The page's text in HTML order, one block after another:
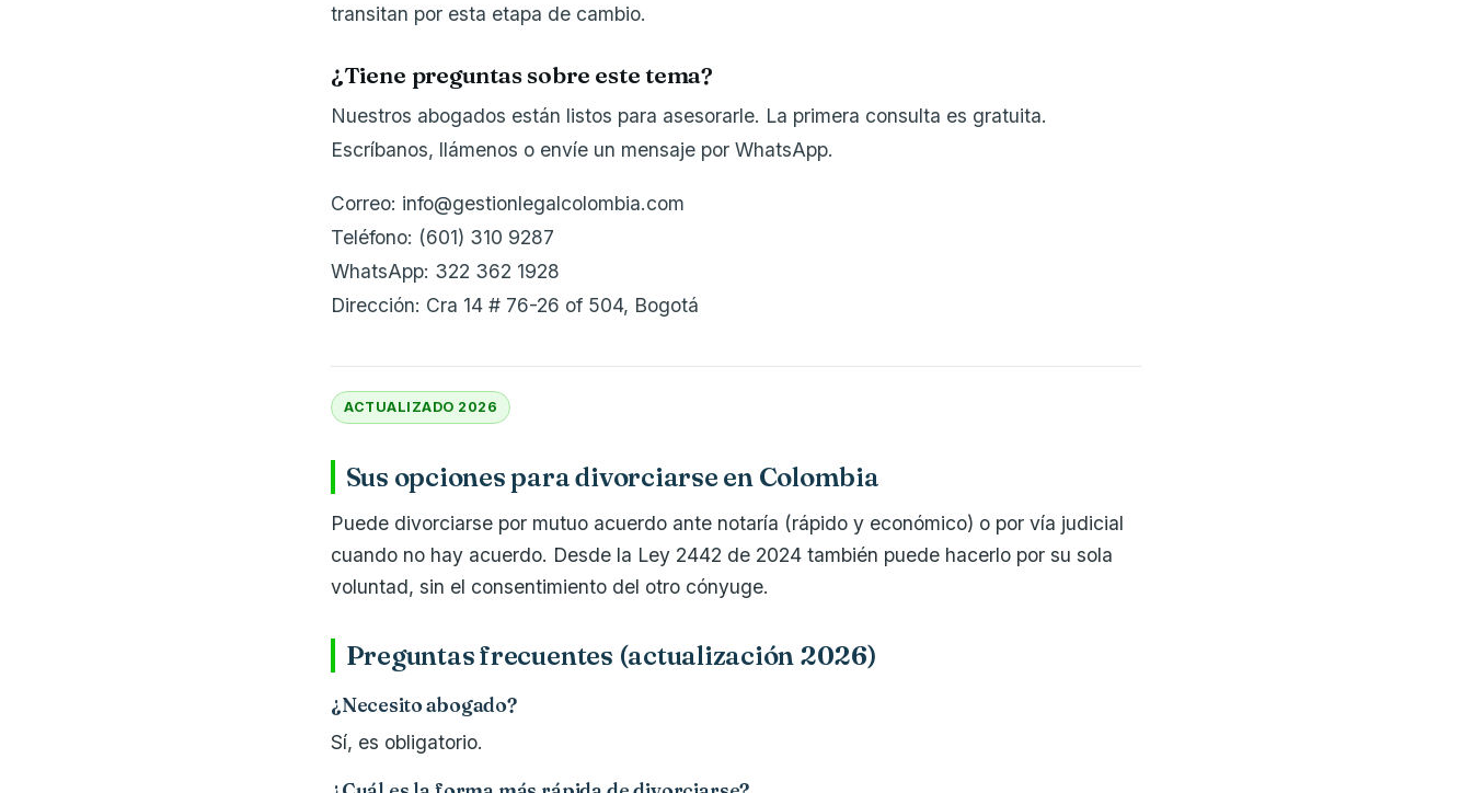
transitan por esta etapa de cambio.
¿Tiene preguntas sobre este tema?
Nuestros abogados están listos para asesorarle. La primera consulta es gratuita.
Escríbanos, llámenos o envíe un mensaje por WhatsApp.
Correo: info@gestionlegalcolombia.com
Teléfono: (601) 310 9287
WhatsApp: 322 362 1928
Dirección: Cra 14 # 76-26 of 504, Bogotá
ACTUALIZADO 2026
Sus opciones para divorciarse en Colombia
Puede divorciarse por mutuo acuerdo ante notaría (rápido y económico) o por vía judicial
cuando no hay acuerdo. Desde la Ley 2442 de 2024 también puede hacerlo por su sola
voluntad, sin el consentimiento del otro cónyuge.
Preguntas frecuentes (actualización 2026)
¿Necesito abogado?
Sí, es obligatorio.